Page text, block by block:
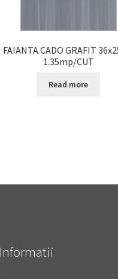
FAIANTA CADO GRAFIT
1.35mp/CUT
Read more
Informatii